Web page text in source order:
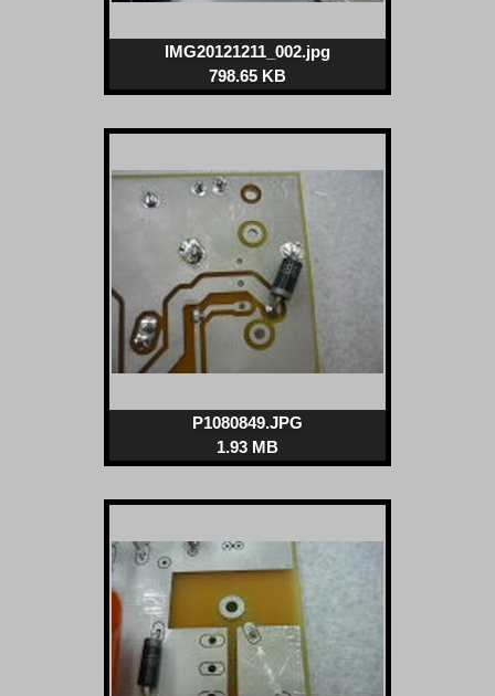
IMG20121211_002.jpg
798.65 KB
P1080849.JPG
1.93 MB